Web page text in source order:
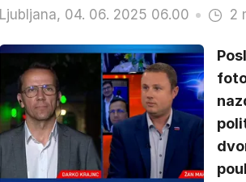
Ljubljana, 04. 06. 2025 06.00 2